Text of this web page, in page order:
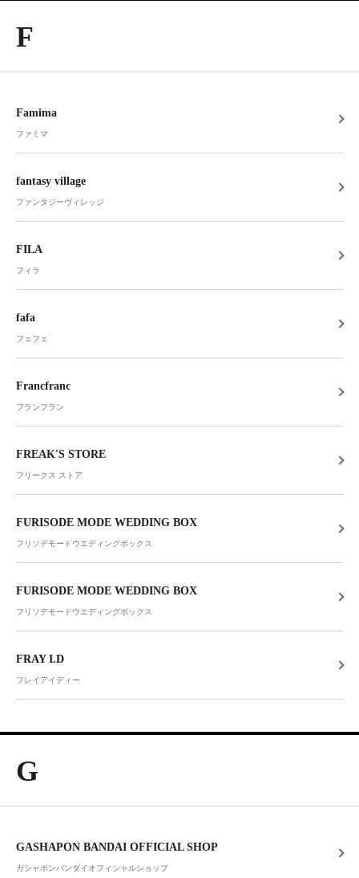
F
Famima
ファミマ
fantasy village
ファンタジーヴィレッジ
FILA
フィラ
fafa
フェフェ
Francfranc
フランフラン
FREAK'S STORE
フリークス ストア
FURISODE MODE WEDDING BOX
フリソデモードウエディングボックス
FURISODE MODE WEDDING BOX
フリソデモードウエディングボックス
FRAY I.D
フレイアイディー
G
GASHAPON BANDAI OFFICIAL SHOP
ガシャポンバンダイオフィシャルショップ